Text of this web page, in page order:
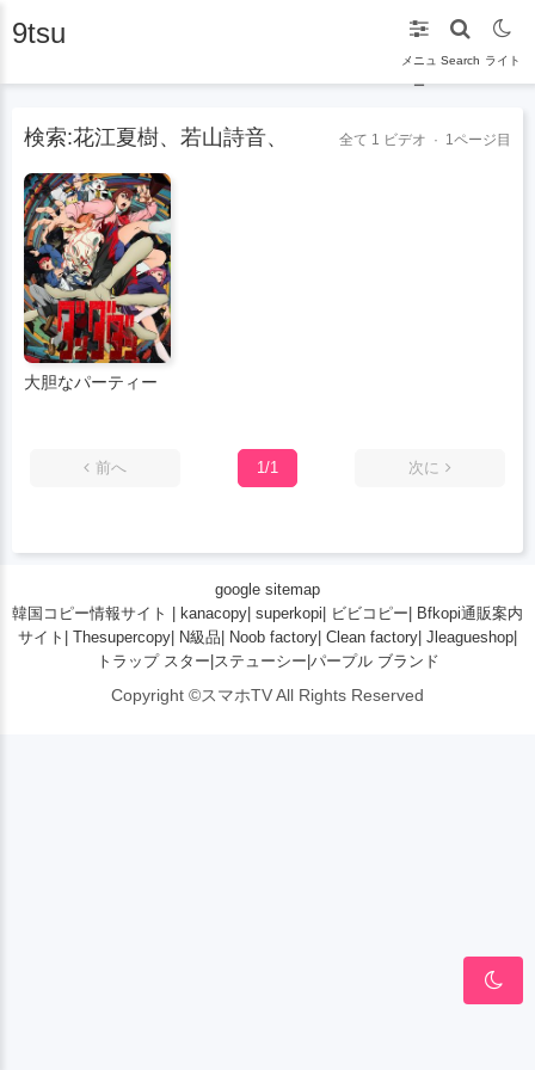
9tsu
メニュ
ー
Search ライト
検索:花江夏樹、若山詩音、 全て 1 ビデオ · 1ページ目
大胆なパーティー
前へ 1/1 次に
google sitemap
韓国コピー情報サイト
kanacopy superkopi ビビコピー
Bfkopi通販案内
サイト
Thesupercopy N級品 Noob factory Clean factory Jleagueshop
トラップ スター ステューシー パープル ブランド
Copyright ©スマホTV All Rights Reserved